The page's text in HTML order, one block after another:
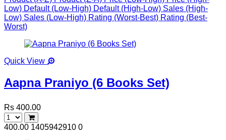
Low) Default (Low-High) Default (High-Low) Sales (High-
Low) Sales (Low-High) Rating (Worst-Best) Rating (Best-
Worst)
Quick View
Aapna Praniyo (6 Books Set)
Rs 400.00
400.00 1405942910 0